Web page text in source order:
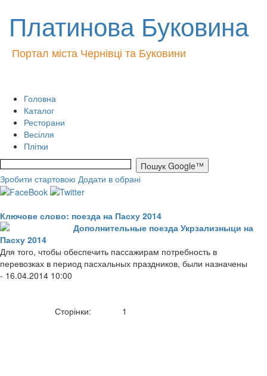
Платинова Буковина
Портал міста Чернівці та Буковини
Головна
Каталог
Ресторани
Весілля
Плітки
Зробити стартовою Додати в обрані
Ключове слово: поезда на Пасху 2014
Дополнительные поезда Укрзализныци на
Пасху 2014
Для того, чтобы обеспечить пассажирам потребность в
перевозках в период пасхальных праздников, были назначены
- 16.04.2014 10:00
Сторінки: 1